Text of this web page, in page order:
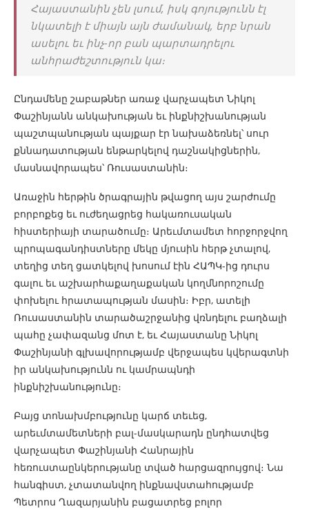
Հայաստանին չեն լսում, իսկ գոյությունն էլ
նկատելի է միայն այն ժամանակ, երբ նրան
ասելու եւ ինչ-որ բան պարտադրելու
անհրաժեշտություն կա։
Ընդամենը շաբաթներ առաջ վարչապետ Նիկոլ
Փաշինյանն անկախության եւ ինքնիշխանության
պաշտպանության պայքար էր նախաձեռնել՝ սուր
քննադատության ենթարկելով դաշնակիցներին,
մասնավորապես՝ Ռուսաստանին։
Առաջին հերթին ծրագրային թվացող այս շարժումը
բորբոքեց եւ ուժեղացրեց հակառուսական
հիստերիայի տարածումը։ Արեւմտամետ հորջորջվող
պրոպագանդիստները մեկը մյուսին հերթ չտալով,
տեղից տեղ ցատկելով խոսում էին ՀԱՊԿ-ից դուրս
գալու եւ աշխարհաքաղաքական կողմնորոշումը
փոխելու հրատապության մասին։ Իբր, ատելի
Ռուսաստանին տարածաշրջանից վռնդելու բաղձալի
պահը չափազանց մոտ է, եւ Հայաստանը Նիկոլ
Փաշինյանի գլխավորությամբ վերջապես կվերագտնի
իր անկախությունն ու կամրապնդի
ինքնիշխանությունը։
Բայց տոնախմբությունը կարճ տեւեց,
արեւմտամետների բալ-մասկարադն ընդհատվեց
վարչապետ Փաշինյանի Հանրային
հեռուստաընկերությանը տված հարցազրույցով։ Նա
հանգիստ, չտատանվող ինքնավստահությամբ
Պետրոս Ղազարյանին բացատրեց բոլոր